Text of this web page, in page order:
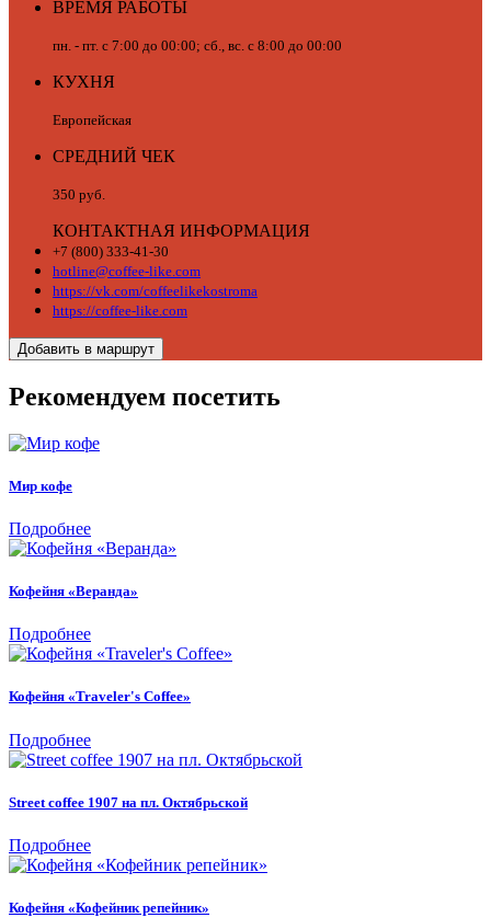
ВРЕМЯ РАБОТЫ
пн. - пт. с 7:00 до 00:00; сб., вс. с 8:00 до 00:00
КУХНЯ
Европейская
СРЕДНИЙ ЧЕК
350 руб.
КОНТАКТНАЯ ИНФОРМАЦИЯ
+7 (800) 333-41-30
hotline@coffee-like.com
https://vk.com/coffeelikekostroma
https://coffee-like.com
Добавить в маршрут
Рекомендуем посетить
Мир кофе
Подробнее
Кофейня «Веранда»
Подробнее
Кофейня «Traveler's Coffee»
Подробнее
Street coffee 1907 на пл. Октябрьской
Подробнее
Кофейня «Кофейник репейник»